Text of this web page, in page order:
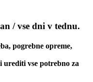
/ vse dni v tednu.
pogrebne opreme,
urediti vse potrebno za